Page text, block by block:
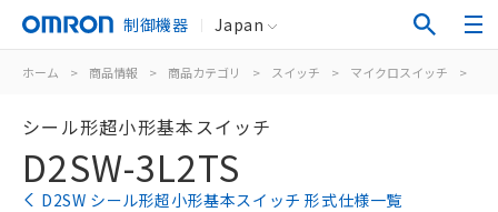
制御機器 Japan
ホーム > 商品情報 > 商品カテゴリ > スイッチ > マイクロスイッチ >
シール形超小形基本スイッチ
D2SW-3L2TS
D2SW シール形超小形基本スイッチ 形式仕様一覧